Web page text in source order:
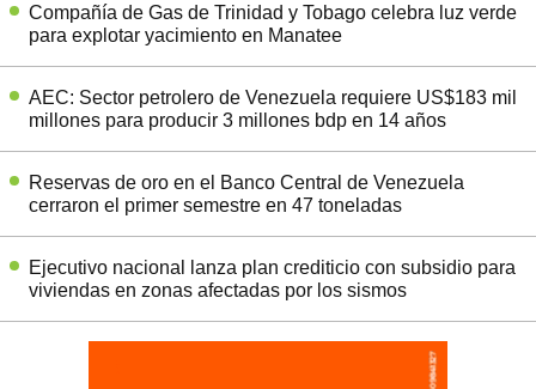
Compañía de Gas de Trinidad y Tobago celebra luz verde
para explotar yacimiento en Manatee
AEC: Sector petrolero de Venezuela requiere US$183 mil
millones para producir 3 millones bdp en 14 años
Reservas de oro en el Banco Central de Venezuela
cerraron el primer semestre en 47 toneladas
Ejecutivo nacional lanza plan crediticio con subsidio para
viviendas en zonas afectadas por los sismos